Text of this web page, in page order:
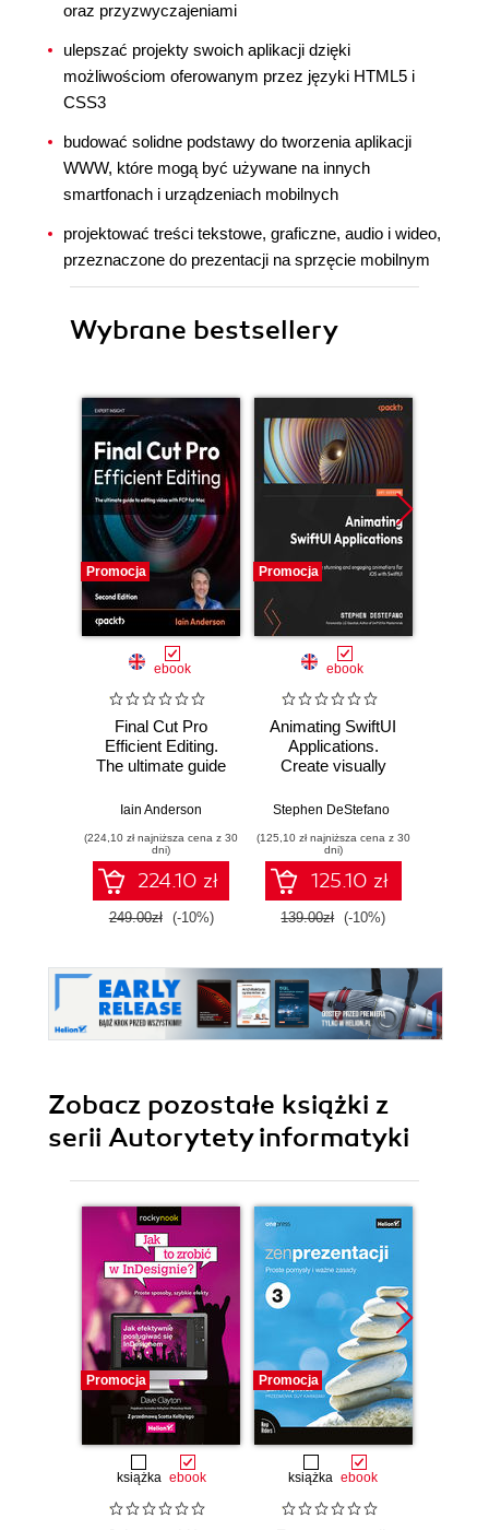
oraz przyzwyczajeniami
ulepszać projekty swoich aplikacji dzięki
możliwościom oferowanym przez języki HTML5 i
CSS3
budować solidne podstawy do tworzenia aplikacji
WWW, które mogą być używane na innych
smartfonach i urządzeniach mobilnych
projektować treści tekstowe, graficzne, audio i wideo,
przeznaczone do prezentacji na sprzęcie mobilnym
Wybrane bestsellery
Promocja
ebook
Final Cut Pro
Efficient Editing.
The ultimate guide
FCP 12 for faster,
- Second Edition
Iain Anderson
(224,10 zł najniższa cena z 30
dni)
224.10 zł
249.00zł (-10%)
Promocja
ebook
Animating SwiftUI
Applications.
Create visually
engaging
with SwiftUI
Stephen DeStefano
(125,10 zł najniższa cena z 30
dni)
125.10 zł
139.00zł (-10%)
Zobacz pozostałe książki z
serii Autorytety informatyki
Promocja
książka ebook
Promocja
książka ebook